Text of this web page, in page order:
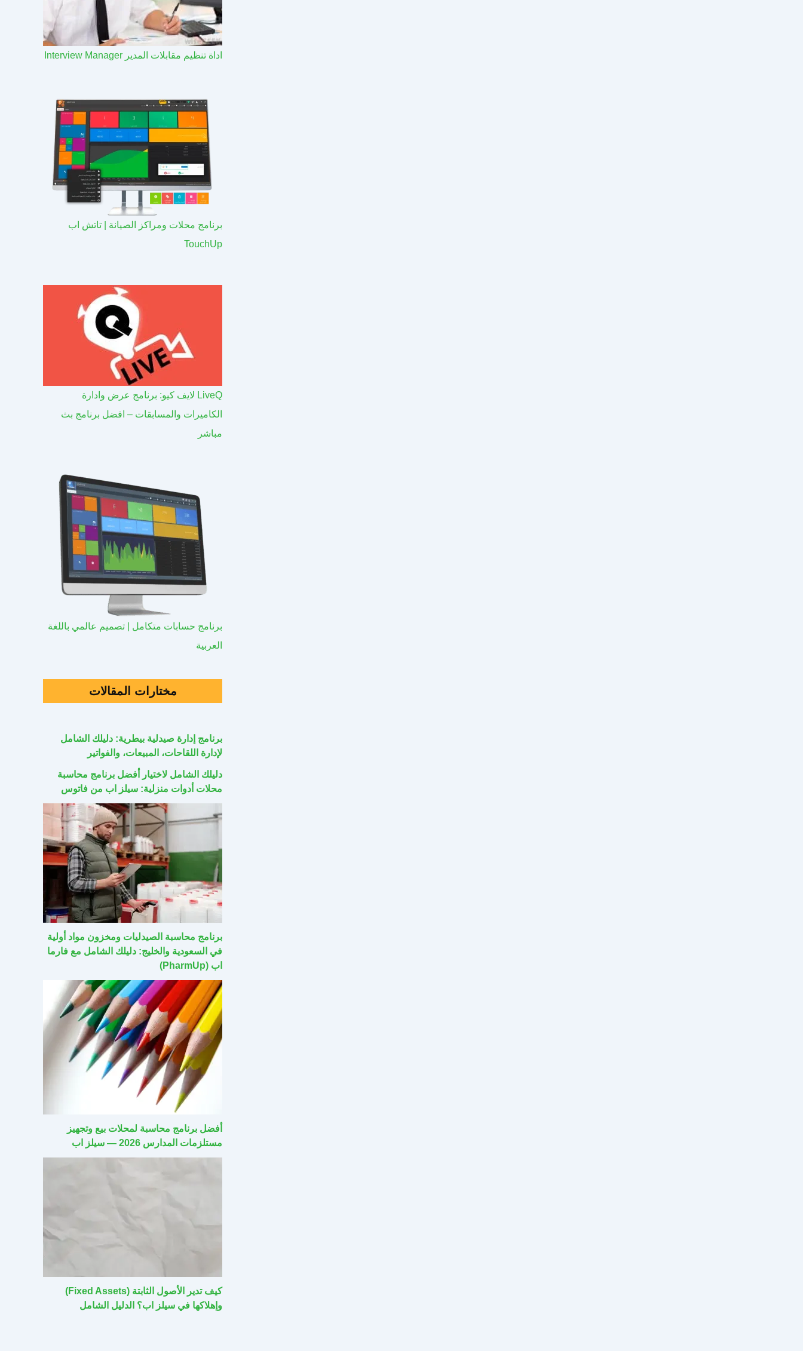
اداة تنظيم مقابلات المدير Interview Manager
برنامج محلات ومراكز الصيانة | تاتش اب
TouchUp
LiveQ لايف كيو: برنامج عرض وادارة
الكاميرات والمسابقات – افضل برنامج بث
مباشر
برنامج حسابات متكامل | تصميم عالمي باللغة
العربية
مختارات المقالات
برنامج إدارة صيدلية بيطرية: دليلك الشامل
لإدارة اللقاحات، المبيعات، والفواتير
دليلك الشامل لاختيار أفضل برنامج محاسبة
محلات أدوات منزلية: سيلز اب من فاتوس
برنامج محاسبة الصيدليات ومخزون مواد أولية
في السعودية والخليج: دليلك الشامل مع فارما
اب (PharmUp)
أفضل برنامج محاسبة لمحلات بيع وتجهيز
مستلزمات المدارس 2026 — سيلز اب
كيف تدير الأصول الثابتة (Fixed Assets)
وإهلاكها في سيلز اب؟ الدليل الشامل